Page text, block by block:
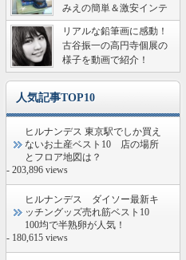
みえの簡単＆激安インテ
リア術
リアルな鉛筆画に感動！
古谷振一の高円寺個展の
様子を動画で紹介！
人気記事TOP10
ヒルナンデス 東京駅でしか買え
ないお土産ベスト10 店の場所
とフロア地図は？
- 203,896 views
ヒルナンデス ダイソー最新キ
ッチングッズ売れ筋ベスト10
100均で半熟卵が人気！
- 180,615 views